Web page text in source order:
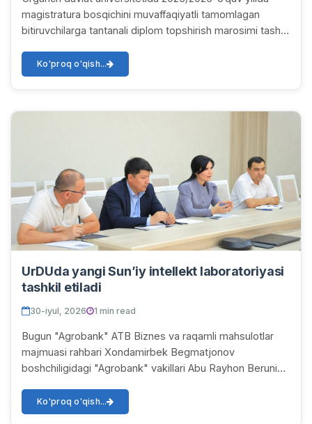
magistratura bosqichini muvaffaqiyatli tamomlagan
bitiruvchilarga tantanali diplom topshirish marosimi tashkil
Ko'proq o'qish...
UrDUda yangi Sun’iy intellekt laboratoriyasi
tashkil etiladi
30-iyul, 2026 1 min read
Bugun "Agrobank" ATB Biznes va raqamli mahsulotlar
majmuasi rahbari Xondamirbek Begmatjonov
boshchiligidagi "Agrobank" vakillari Abu Rayhon Beruniy
Ko'proq o'qish...